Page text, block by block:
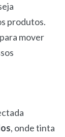
produtos.
mover
, onde tinta